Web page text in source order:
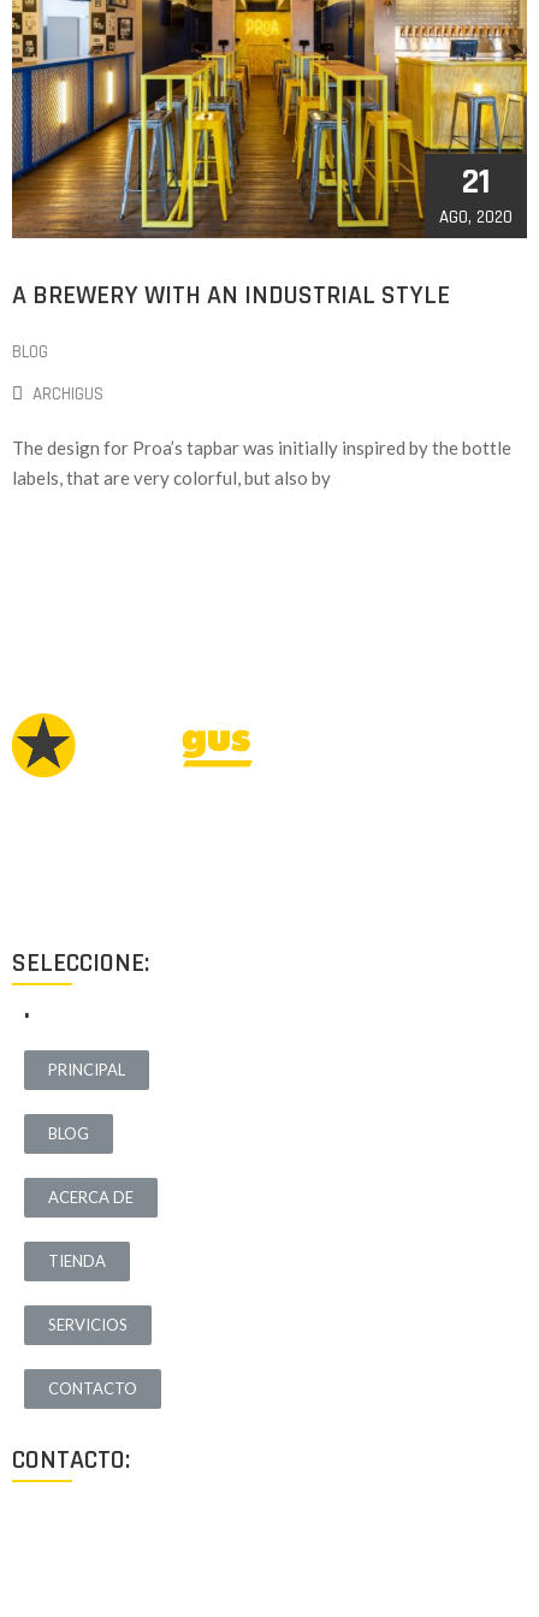
21
AGO, 2020
A BREWERY WITH AN INDUSTRIAL STYLE
BLOG
ARCHIGUS
The design for Proa’s tapbar was initially inspired by the bottle
labels, that are very colorful, but also by
SELECCIONE:
.
PRINCIPAL
BLOG
ACERCA DE
TIENDA
SERVICIOS
CONTACTO
CONTACTO: